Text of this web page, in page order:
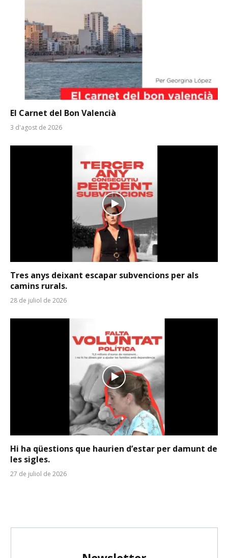
El Carnet del Bon Valencià
3 d'agost de 2026
Tres anys deixant escapar subvencions per als
camins rurals.
28 de juliol de 2026
Hi ha qüestions que haurien d’estar per damunt de
les sigles.
27 de juliol de 2026